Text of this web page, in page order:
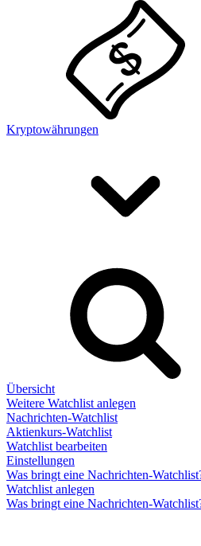
Kryptowährungen
Übersicht
Weitere Watchlist anlegen
Nachrichten-Watchlist
Aktienkurs-Watchlist
Watchlist bearbeiten
Einstellungen
Was bringt eine Nachrichten-
Watchlist anlegen
Was bringt eine Nachrichten-